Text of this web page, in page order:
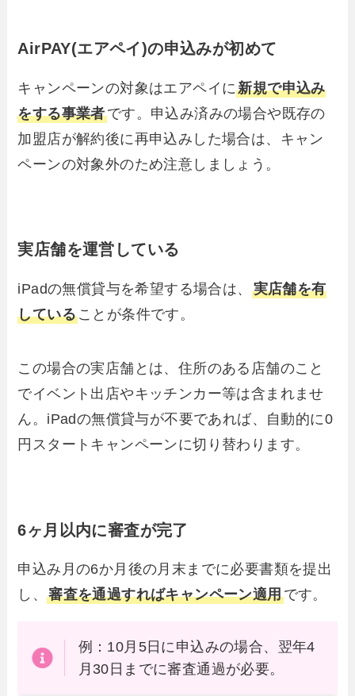
AirPAY(エアペイ)の申込みが初めて
キャンペーンの対象はエアペイに新規で申込み
をする事業者です。申込み済みの場合や既存の
加盟店が解約後に再申込みした場合は、キャン
ペーンの対象外のため注意しましょう。
実店舗を運営している
iPadの無償貸与を希望する場合は、 実店舗を有
していることが条件です。
この場合の実店舗とは、住所のある店舗のこと
でイベント出店やキッチンカー等は含まれませ
ん。iPadの無償貸与が不要であれば、自動的に0
円スタートキャンペーンに切り替わります。
6ヶ月以内に審査が完了
申込み月の6か月後の月末までに必要書類を提出
し、審査を通過すればキャンペーン適用です。
例：10月5日に申込みの場合、翌年4
月30日までに審査通過が必要。